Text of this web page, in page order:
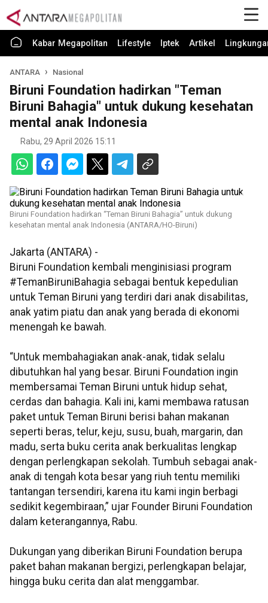
Kabar Megapolitan Lifestyle Iptek Artikel
ANTARA Nasional
Biruni Foundation hadirkan "Teman
Biruni Bahagia" untuk dukung kesehatan
mental anak Indonesia
Rabu, 29 April 2026 15:11
Biruni Foundation hadirkan “Teman Biruni Bahagia” untuk dukung
kesehatan mental anak Indonesia (ANTARA/HO-Biruni)
Jakarta (ANTARA) -
Biruni Foundation kembali menginisiasi program
#TemanBiruniBahagia sebagai bentuk kepedulian
untuk Teman Biruni yang terdiri dari anak disabilitas,
anak yatim piatu dan anak yang berada di ekonomi
menengah ke bawah.
“Untuk membahagiakan anak-anak, tidak selalu
dibutuhkan hal yang besar. Biruni Foundation ingin
membersamai Teman Biruni untuk hidup sehat,
cerdas dan bahagia. Kali ini, kami membawa ratusan
paket untuk Teman Biruni berisi bahan makanan
seperti beras, telur, keju, susu, buah, margarin, dan
madu, serta buku cerita anak berkualitas lengkap
dengan perlengkapan sekolah. Tumbuh sebagai anak-
anak di tengah kota besar yang riuh tentu memiliki
tantangan tersendiri, karena itu kami ingin berbagi
sedikit kegembiraan,” ujar Founder Biruni Foundation
dalam keterangannya, Rabu.
Dukungan yang diberikan Biruni Foundation berupa
paket bahan makanan bergizi, perlengkapan belajar,
hingga buku cerita dan alat menggambar.